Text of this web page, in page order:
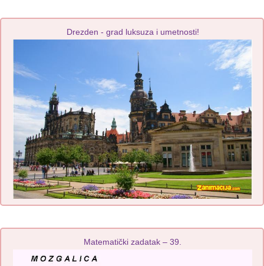
Drezden - grad luksuza i umetnosti!
Matematički zadatak – 39.